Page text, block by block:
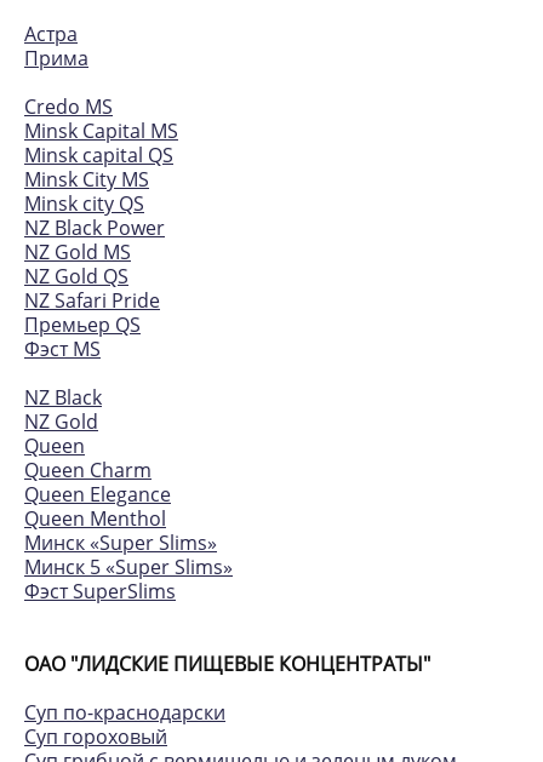
Астра
Прима
Credo MS
Minsk Capital MS
Minsk capital QS
Minsk City MS
Minsk city QS
NZ Black Power
NZ Gold MS
NZ Gold QS
NZ Safari Pride
Премьер QS
Фэст MS
NZ Black
NZ Gold
Queen
Queen Charm
Queen Elegance
Queen Menthol
Минск «Super Slims»
Минск 5 «Super Slims»
Фэст SuperSlims
ОАО "ЛИДСКИЕ ПИЩЕВЫЕ КОНЦЕНТРАТЫ"
Суп по-краснодарски
Суп гороховый